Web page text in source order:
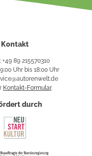
Kontakt
+49 89 215570310
9:00 Uhr bis 18:00 Uhr
Kontakt-Formular.
durch